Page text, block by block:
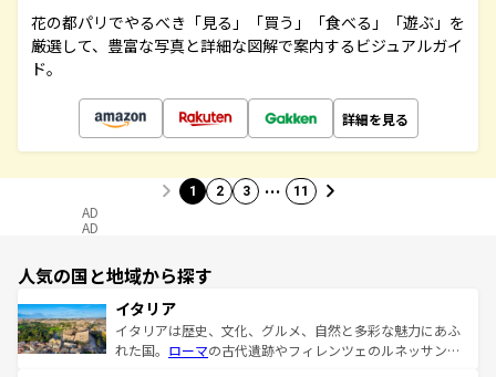
花の都パリでやるべき「見る」「買う」「食べる」「遊ぶ」を
厳選して、豊富な写真と詳細な図解で案内するビジュアルガイ
ド。
詳細を見る
1 2 3 … 11
AD
AD
人気の国と地域から探す
イタリア
イタリアは歴史、文化、グルメ、自然と多彩な魅力にあふ
れた国。 ローマの古代遺跡やフィレンツェのルネッサンス